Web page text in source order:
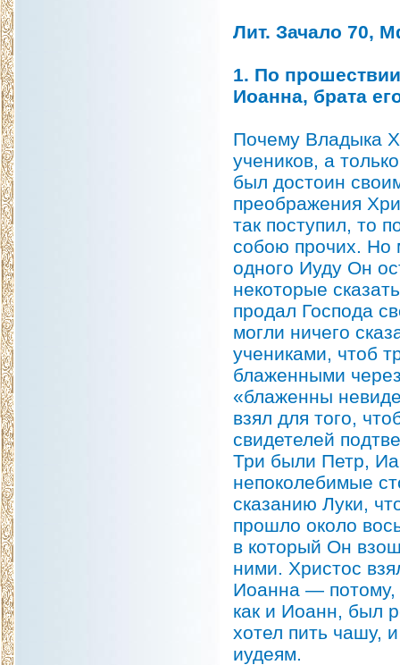
Лит. Зачало 70,
1. По
Иоанна, брата
Почему Владыка
учеников, а
был достоин
преображения
так поступил, то
собою прочих. Но
одного Иуду Он
некоторые
продал Господа
могли ничего
учениками, чтоб
блаженными
«блаженны
взял для того,
свидетелей
Три были Петр,
непоколебимые
сказанию Луки,
прошло около
в который Он
ними. Христос
Иоанна — потому,
как и Иоанн, был
хотел пить чашу,
иудеям.